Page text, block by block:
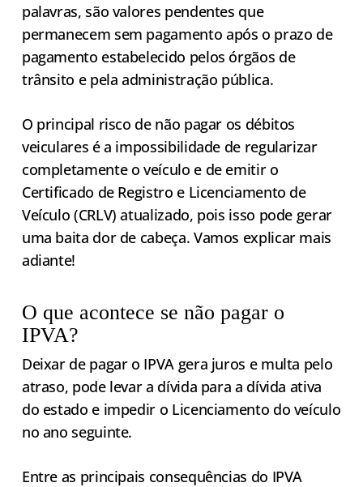
palavras, são valores pendentes que
permanecem sem pagamento após o prazo de
pagamento estabelecido pelos órgãos de
trânsito e pela administração pública.
O principal risco de não pagar os débitos
veiculares é a impossibilidade de regularizar
completamente o veículo e de emitir o
Certificado de Registro e Licenciamento de
Veículo (CRLV) atualizado, pois isso pode gerar
uma baita dor de cabeça. Vamos explicar mais
adiante!
O que acontece se não pagar o
IPVA?
Deixar de pagar o IPVA gera juros e multa pelo
atraso, pode levar a dívida para a dívida ativa
do estado e impedir o Licenciamento do veículo
no ano seguinte.
Entre as principais consequências do IPVA